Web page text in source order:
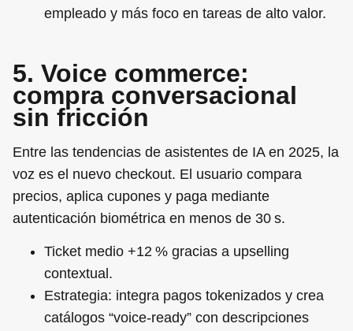
empleado y más foco en tareas de alto valor.
5. Voice commerce:
compra conversacional
sin fricción
Entre las tendencias de asistentes de IA en 2025, la
voz es el nuevo checkout. El usuario compara
precios, aplica cupones y paga mediante
autenticación biométrica en menos de 30 s.
Ticket medio +12 % gracias a upselling
contextual.
Estrategia: integra pagos tokenizados y crea
catálogos “voice‑ready” con descripciones